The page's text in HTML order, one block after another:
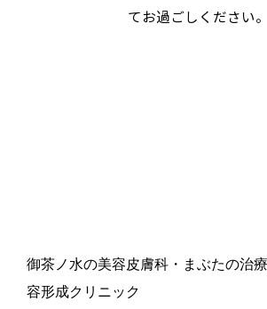
てお過ごしください。
御茶ノ水の美容皮膚科・まぶたの治
容形成クリニック